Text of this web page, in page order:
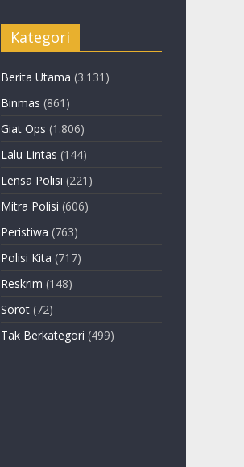
Kategori
Berita Utama (3.131)
Binmas (861)
Giat Ops (1.806)
Lalu Lintas (144)
Lensa Polisi (221)
Mitra Polisi (606)
Peristiwa (763)
Polisi Kita (717)
Reskrim (148)
Sorot (72)
Tak Berkategori (499)